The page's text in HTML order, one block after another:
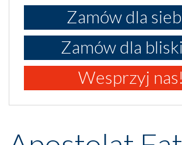
Zamów dla
Zamów dla
Wesprzyj nas!